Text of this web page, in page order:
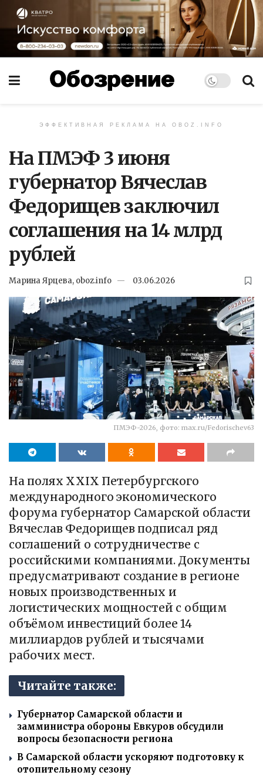
ЭФФЕКТИВНАЯ РЕКЛАМА НА OBOZ.INFO
На ПМЭФ 3 июня
губернатор Вячеслав
Федорищев заключил
соглашения на 14 млрд
рублей
Марина Ярцева, oboz.info 03.06.2026
ПМЭФ-2026, фото: max.ru/Fedorischev63
На полях XXIX Петербургского
международного экономического
форума губернатор Самарской области
Вячеслав Федорищев подписал ряд
соглашений о сотрудничестве с
российскими компаниями. Документы
предусматривают создание в регионе
новых производственных и
логистических мощностей с общим
объёмом инвестиций более 14
миллиардов рублей и тысячами
рабочих мест.
Читайте также:
Губернатор Самарской области и
замминистра обороны Евкуров обсудили
вопросы безопасности региона
В Самарской области ускоряют подготовку к
отопительному сезону